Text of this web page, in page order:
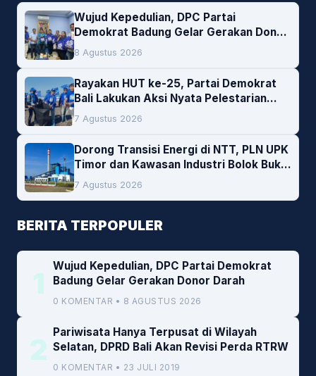
Wujud Kepedulian, DPC Partai
Demokrat Badung Gelar Gerakan Donor
Darah
8 Agustus 2026
Rayakan HUT ke-25, Partai Demokrat
Bali Lakukan Aksi Nyata Pelestarian
Lingkungan
7 Agustus 2026
Dorong Transisi Energi di NTT, PLN UPK
Timor dan Kawasan Industri Bolok Buka
Peluang Investasi Woodchip untuk
Cofiring PLTU Bolok
7 Agustus 2026
BERITA TERPOPULER
1
Wujud Kepedulian, DPC Partai Demokrat
Badung Gelar Gerakan Donor Darah
0 KOMENTAR • 8 AGUSTUS 2026
2
Pariwisata Hanya Terpusat di Wilayah
Selatan, DPRD Bali Akan Revisi Perda RTRW
0 KOMENTAR • 23 JULI 2019